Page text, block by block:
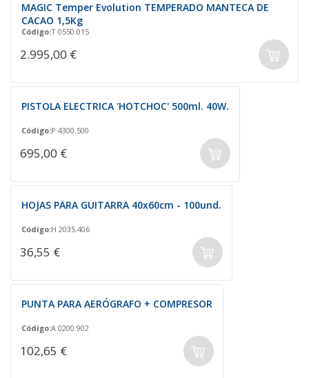
MAGIC Temper Evolution TEMPERADO MANTECA DE
CACAO 1,5Kg
Código:T 0550.015
2.995,00 €
PISTOLA ELECTRICA 'HOTCHOC' 500ml. 40W.
Código:P 4300.500
695,00 €
HOJAS PARA GUITARRA 40x60cm - 100und.
Código:H 2035.406
36,55 €
PUNTA PARA AERÓGRAFO + COMPRESOR
Código:A 0200.902
102,65 €